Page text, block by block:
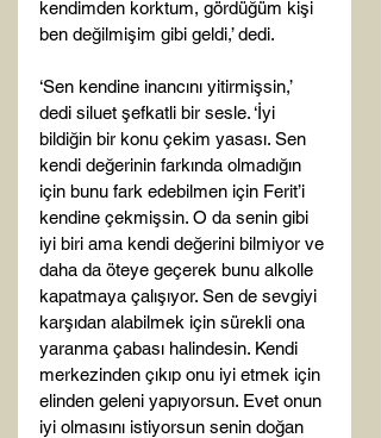
kendimden korktum, gördüğüm kişi
ben değilmişim gibi geldi,’ dedi.
‘Sen kendine inancını yitirmişsin,’
dedi siluet şefkatli bir sesle. ‘İyi
bildiğin bir konu çekim yasası. Sen
kendi değerinin farkında olmadığın
için bunu fark edebilmen için Ferit’i
kendine çekmişsin. O da senin gibi
iyi biri ama kendi değerini bilmiyor ve
daha da öteye geçerek bunu alkolle
kapatmaya çalışıyor. Sen de sevgiyi
karşıdan alabilmek için sürekli ona
yaranma çabası halindesin. Kendi
merkezinden çıkıp onu iyi etmek için
elinden geleni yapıyorsun. Evet onun
iyi olmasını istiyorsun senin doğan